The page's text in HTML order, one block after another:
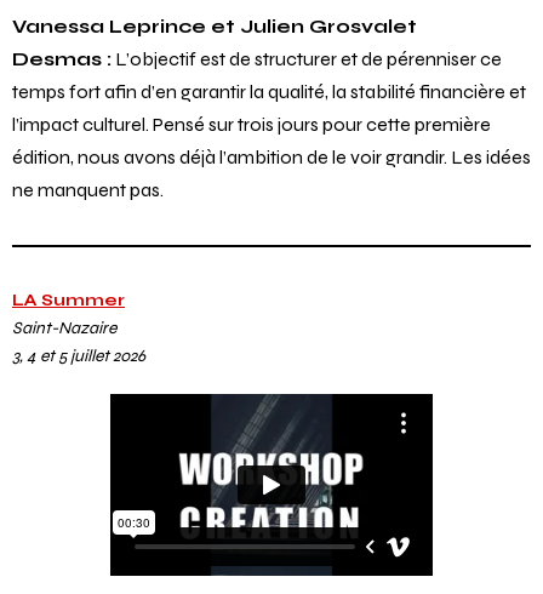
Vanessa Leprince et Julien Grosvalet
Desmas : L’objectif est de structurer et de pérenniser ce
temps fort afin d’en garantir la qualité, la stabilité financière et
l’impact culturel. Pensé sur trois jours pour cette première
édition, nous avons déjà l’ambition de le voir grandir. Les idées
ne manquent pas.
LA Summer
Saint-Nazaire
3, 4 et 5 juillet 2026